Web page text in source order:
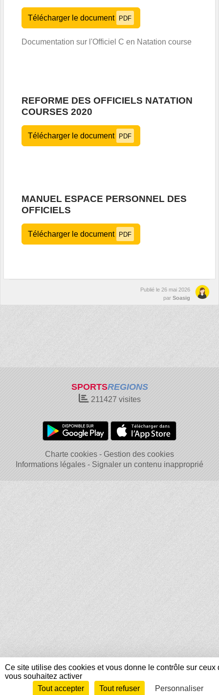
Télécharger le document PDF
Documentation sur l'Officiel C en Natation course
REFORME DES OFFICIELS NATATION
COURSES 2020
Télécharger le document PDF
MANUEL ESPACE PERSONNEL DES
OFFICIELS
Télécharger le document PDF
Publié le 26 mai 2026
par Soasig
SPORTSREGIONS
211427 visites
Charte cookies
Gestion des cookies
Informations légales
Signaler un contenu inapproprié
Envie de participer ? Connexion
Ce site utilise des cookies et vous donne le contrôle sur ceux
vous souhaitez activer
Tout accepter
Tout refuser Personnaliser